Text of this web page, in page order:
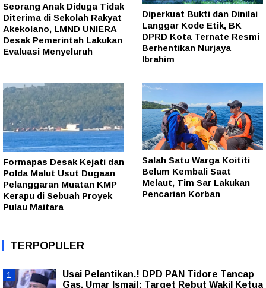
Seorang Anak Diduga Tidak
Diterima di Sekolah Rakyat
Akekolano, LMND UNIERA
Desak Pemerintah Lakukan
Evaluasi Menyeluruh
Diperkuat Bukti dan Dinilai
Langgar Kode Etik, BK
DPRD Kota Ternate Resmi
Berhentikan Nurjaya
Ibrahim
Formapas Desak Kejati dan
Polda Malut Usut Dugaan
Pelanggaran Muatan KMP
Kerapu di Sebuah Proyek
Pulau Maitara
Salah Satu Warga Koititi
Belum Kembali Saat
Melaut, Tim Sar Lakukan
Pencarian Korban
TERPOPULER
Usai Pelantikan.! DPD PAN Tidore Tancap
Gas, Umar Ismail: Target Rebut Wakil Ketua